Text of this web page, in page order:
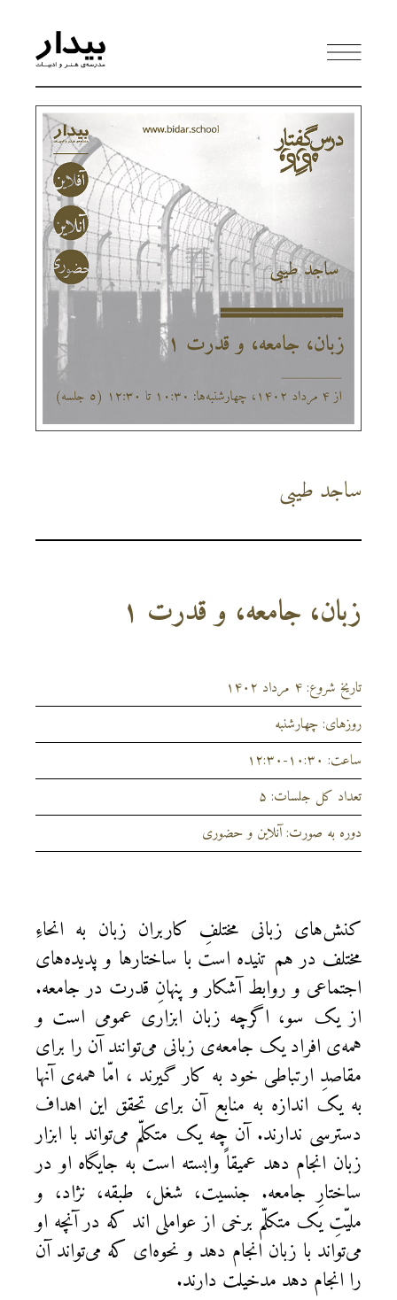
ساجد طیبی
زبان، جامعه، و قدرت ۱
تاریخ شروع: ۴ مرداد ۱۴۰۲
روزهای: چهارشنبه
ساعت: ۱۰:۳۰-۱۲:۳۰
تعداد کل جلسات: ۵
دوره به صورت: آنلاین و حضوری
کنش‌های زبانی مختلفِ کاربران زبان به انحاءِ
مختلف در هم تنیده است با ساختارها و پدیده‌های
اجتماعی و روابط آشکار و پنهانِ قدرت در جامعه.
از یک سو، اگرچه زبان ابزاری عمومی است و
همه‌ی افراد یک جامعه‌ی زبانی می‌توانند آن را برای
مقاصدِ ارتباطی خود به کار گیرند ، امّا همه‌ی آنها
به یک اندازه به منابع آن برای تحقق این اهداف
دسترسی ندارند. آن چه یک متکلّم می‌تواند با ابزار
زبان انجام دهد عمیقاً وابسته است به جایگاه او در
ساختارِ جامعه. جنسیت، شغل، طبقه، نژاد، و
ملیّتِ یک متکلّم برخی از عواملی اند که در آنچه او
می‌تواند با زبان انجام دهد و نحوه‌ای که می‌تواند آن
را انجام دهد مدخیلت دارند.